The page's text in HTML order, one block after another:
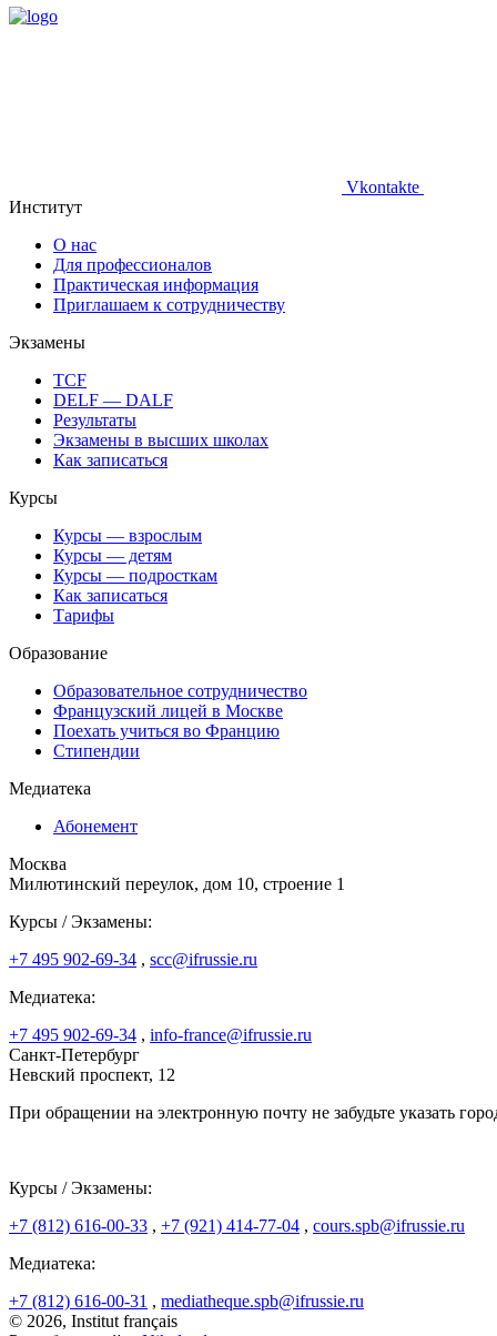
Vkontakte
Институт
О нас
Для профессионалов
Практическая информация
Приглашаем к сотрудничеству
Экзамены
TCF
DELF — DALF
Результаты
Экзамены в высших школах
Как записаться
Курсы
Курсы — взрослым
Курсы — детям
Курсы — подросткам
Как записаться
Тарифы
Образование
Образовательное сотрудничество
Французский лицей в Москве
Поехать учиться во Францию
Стипендии
Медиатека
Абонемент
Москва
Милютинский переулок, дом 10, строение 1
Курсы / Экзамены:
+7 495 902-69-34 , scc@ifrussie.ru
Медиатека:
+7 495 902-69-34 , info-france@ifrussie.ru
Санкт-Петербург
Невский проспект, 12
При обращении на электронную почту не забудьте указать
Курсы / Экзамены:
+7 (812) 616-00-33 , +7 (921) 414-77-04 , cours.spb@ifrussie.ru
Медиатека:
+7 (812) 616-00-31 , mediatheque.spb@ifrussie.ru
© 2026, Institut français